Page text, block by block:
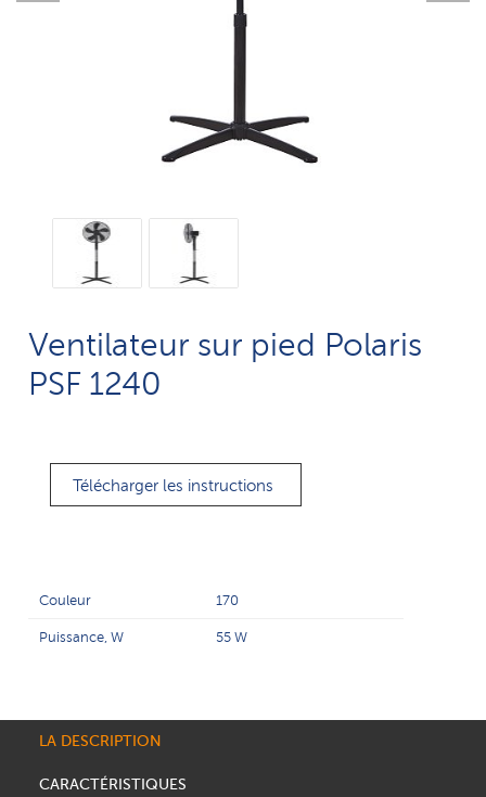
Ventilateur sur pied Polaris
PSF 1240
Télécharger les instructions
Couleur 170
Puissance, W 55 W
LA DESCRIPTION
CARACTÉRISTIQUES